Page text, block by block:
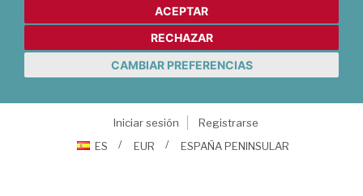
ACEPTAR
RECHAZAR
CAMBIAR PREFERENCIAS
Iniciar sesión
Registrarse
ES
EUR ESPAÑA PENINSULAR